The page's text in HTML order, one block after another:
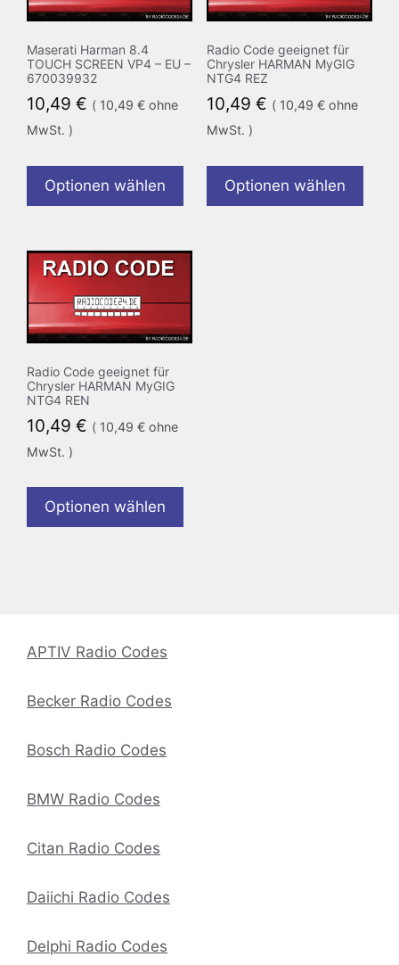
Maserati Harman 8.4
TOUCH SCREEN VP4 – EU –
670039932
10,49 € ( 10,49 € ohne
MwSt. )
Optionen wählen
Radio Code geeignet für
Chrysler HARMAN MyGIG
NTG4 REZ
10,49 € ( 10,49 €ohne
MwSt. )
Optionen wählen
Radio Code geeignet für
Chrysler HARMAN MyGIG
NTG4 REN
10,49 € ( 10,49 € ohne
MwSt. )
Optionen wählen
APTIV Radio Codes
Becker Radio Codes
Bosch Radio Codes
BMW Radio Codes
Citan Radio Codes
Daiichi Radio Codes
Delphi Radio Codes